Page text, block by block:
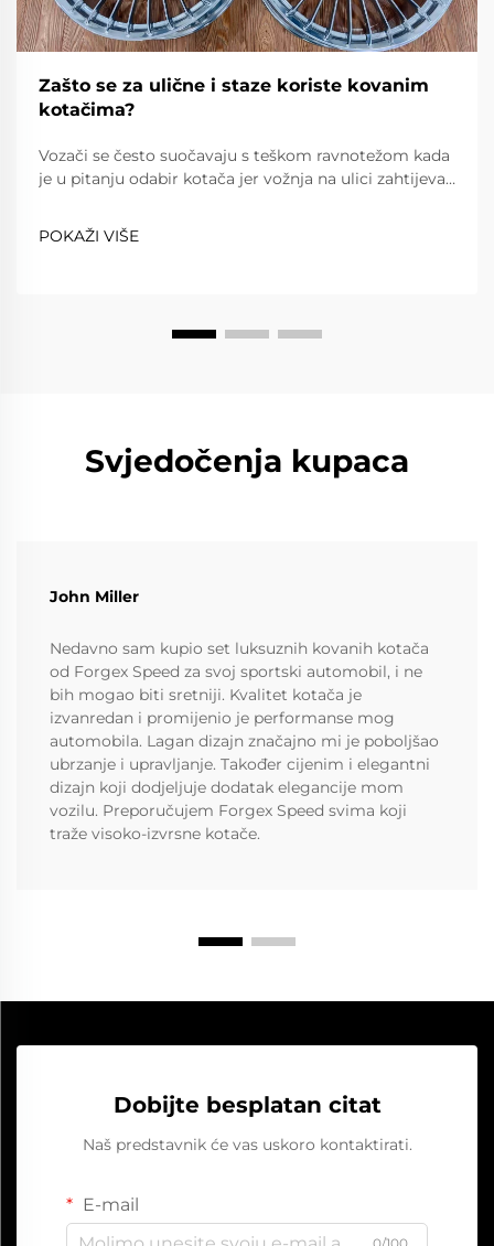
Zašto se za ulične i staze koriste kovanim
kotačima?
Vozači se često suočavaju s teškom ravnotežom kada
je u pitanju odabir kotača jer vožnja na ulici zahtijeva
propisa, dok vožnja na stazi zahtijeva iznimnu lakost,
snagu i preciznost. Kovanim kotačima...
POKAŽI VIŠE
Svjedočenja kupaca
John Miller
Nedavno sam kupio set luksuznih kovanih kotača
od Forgex Speed za svoj sportski automobil, i ne
bih mogao biti sretniji. Kvalitet kotača je
izvanredan i promijenio je performanse mog
automobila. Lagan dizajn značajno mi je poboljšao
ubrzanje i upravljanje. Također cijenim i elegantni
dizajn koji dodjeljuje dodatak elegancije mom
vozilu. Preporučujem Forgex Speed svima koji
traže visoko-izvrsne kotače.
Dobijte besplatan citat
Naš predstavnik će vas uskoro kontaktirati.
E-mail